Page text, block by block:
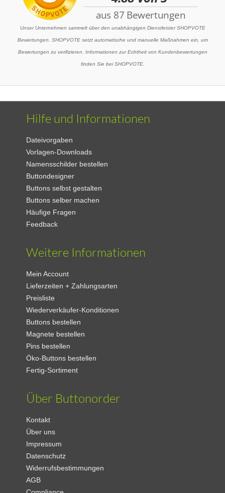
Unser Unternehmen sammelt über den unabhängigen Dienstleister SHOPVOTE
Bewertungen. SHOPVOTE setzt automatische und manuelle Maßnahmen ein, um
Bewertungen zu verifizieren. Informationen zur Echtheit von Kundenbewertungen
finden Sie bei SHOPVOTE.
Hilfe und Informationen
Dateivorgaben
Vorlagen-Downloads
Namensschilder bestellen
Buttondesigner
Buttons selbst gestalten
Buttons selber machen
Häufige Fragen
Feedback
Weitere Informationen
Mein Account
Lieferzeiten + Zahlungsarten
Preisliste
Wiederverkäufer-Konditionen
Buttons bestellen
Magnete bestellen
Pins bestellen
Öko-Buttons bestellen
Fertig-Sortiment
Über Buttonorder
Kontakt
Über uns
Impressum
Datenschutz
Widerrufsbestimmungen
AGB